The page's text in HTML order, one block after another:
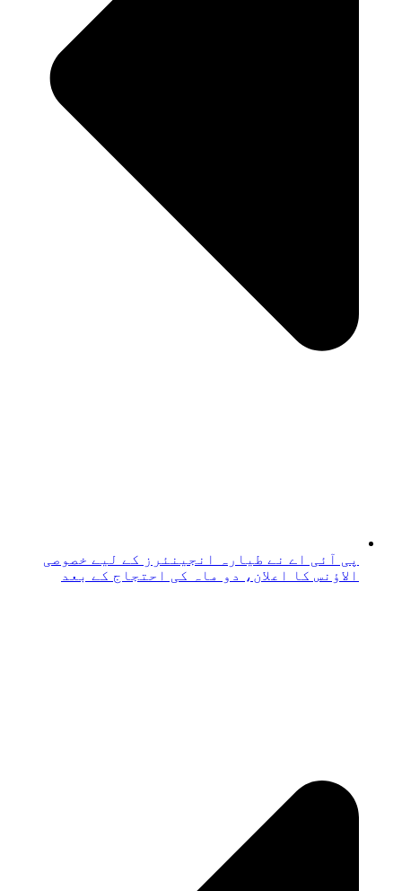
پی آئی اے نے طیارہ انجینئرز کے لیے خصوصی
الاؤنس کا اعلان، دو ماہ کی احتجاج کے بعد